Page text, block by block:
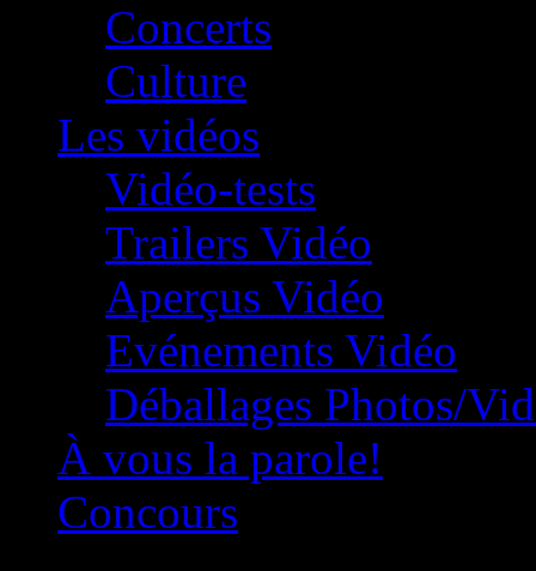
Concerts
Culture
Les vidéos
Vidéo-tests
Trailers Vidéo
Aperçus Vidéo
Evénements Vidéo
Déballages Photos/
À vous la parole!
Concours